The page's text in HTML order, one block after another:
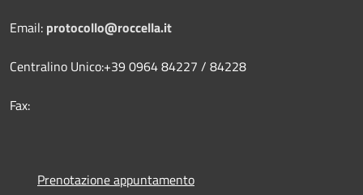
Email: protocollo@roccella.it
Centralino Unico:+39 0964 84227 / 84228
Fax:
Prenotazione appuntamento